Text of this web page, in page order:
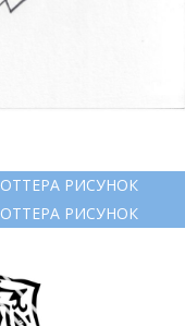
РИСУНОК
РИСУНОК